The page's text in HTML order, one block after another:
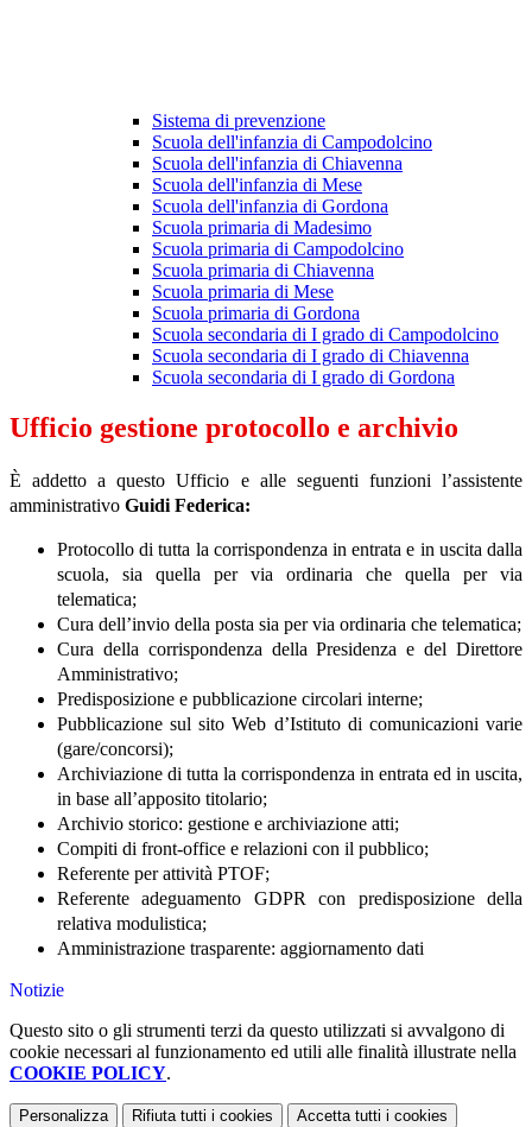
Sistema di prevenzione
Scuola dell'infanzia di Campodolcino
Scuola dell'infanzia di Chiavenna
Scuola dell'infanzia di Mese
Scuola dell'infanzia di Gordona
Scuola primaria di Madesimo
Scuola primaria di Campodolcino
Scuola primaria di Chiavenna
Scuola primaria di Mese
Scuola primaria di Gordona
Scuola secondaria di I grado di Campodolcino
Scuola secondaria di I grado di Chiavenna
Scuola secondaria di I grado di Gordona
Ufficio gestione protocollo e archivio
È addetto a questo Ufficio e alle seguenti funzioni l’assistente
amministrativo Guidi Federica:
Protocollo di tutta la corrispondenza in entrata e in uscita dalla
scuola, sia quella per via ordinaria che quella
per via
telematica;
Cura dell’invio della posta sia per via ordinaria che telematica;
Cura della corrispondenza della Presidenza e del Direttore
Amministrativo;
Predisposizione e pubblicazione circolari interne;
Pubblicazione sul sito Web d’Istituto di comunicazioni varie
(gare/concorsi);
Archiviazione di tutta la corrispondenza in entrata ed in uscita,
in base all’apposito titolario;
Archivio storico: gestione e archiviazione atti;
Compiti di front-office e relazioni con il pubblico;
Referente per attività PTOF;
Referente adeguamento GDPR con predisposizione della
relativa modulistica;
Amministrazione trasparente: aggiornamento dati
Notizie
Questo sito o gli strumenti terzi da questo utilizzati si avvalgono di
cookie necessari al funzionamento ed utili alle finalità illustrate nella
COOKIE POLICY.
Personalizza Rifiuta tutti i cookies Accetta tutti i cookies